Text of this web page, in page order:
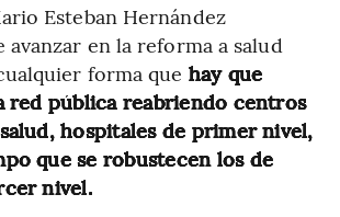
Esteban Hernández
avanzar en la reforma a salud
forma que hay que
red pública reabriendo centros
hospitales de primer nivel,
que se robustecen los de
nivel.